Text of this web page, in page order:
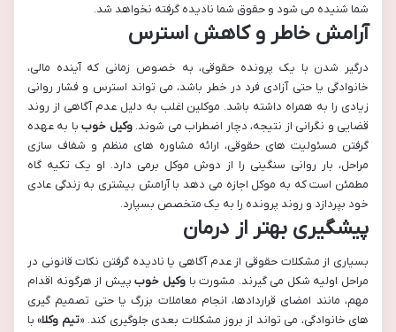
شما شنیده می شود و حقوق شما نادیده گرفته نخواهد شد.
آرامش خاطر و کاهش استرس
درگیر شدن با یک پرونده حقوقی، به خصوص زمانی که آینده مالی،
خانوادگی یا حتی آزادی فرد در خطر باشد، می تواند استرس و فشار روانی
زیادی را به همراه داشته باشد. موکلین اغلب به دلیل عدم آگاهی از روند
قضایی و نگرانی از نتیجه، دچار اضطراب می شوند.وکیل خوببا به عهده
گرفتن مسئولیت های حقوقی، ارائه مشاوره های منظم و شفاف سازی
مراحل، بار روانی سنگینی را از دوش موکل برمی دارد. او یک تکیه گاه
مطمئن است که به موکل اجازه می دهد با آرامش بیشتری به زندگی عادی
خود بپردازد و روند پرونده را به یک متخصص بسپارد.
پیشگیری بهتر از درمان
بسیاری از مشکلات حقوقی از عدم آگاهی یا نادیده گرفتن نکات قانونی در
مراحل اولیه شکل می گیرند. مشورت باوکیل خوبپیش از هرگونه اقدام
مهم، مانند امضای قراردادها، انجام معاملات بزرگ یا حتی تصمیم گیری
های خانوادگی، می تواند از بروز مشکلات بعدی جلوگیری کند. «تیم وکلا» با